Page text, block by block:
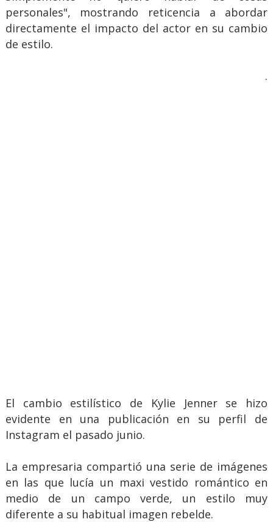
personales", mostrando reticencia a abordar
directamente el impacto del actor en su cambio
de estilo.
.
El cambio estilístico de Kylie Jenner se hizo
evidente en una publicación en su perfil de
Instagram el pasado junio.
La empresaria compartió una serie de imágenes
en las que lucía un maxi vestido romántico en
medio de un campo verde, un estilo muy
diferente a su habitual imagen rebelde.